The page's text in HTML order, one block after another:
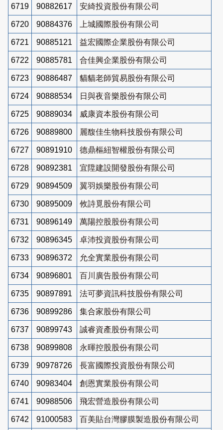
6719 90882617 安綺投資股份有限公司
6720 90884376 上城國際股份有限公司
6721 90885121 益宏國際企業股份有限公司
6722 90885781 合佳興企業股份有限公司
6723 90886487 貓貓老師貿易股份有限公司
6724 90888534 日與夜音樂股份有限公司
6725 90889034 威康資本股份有限公司
6726 90889800 麗馥佳生物科技股份有限公司
6727 90891910 德鼎樞紐智權股份有限公司
6728 90892381 宜陞建設開發股份有限公司
6729 90894509 翼羽娛樂股份有限公司
6730 90895009 攸詩覓股份有限公司
6731 90896149 萬陽控股股份有限公司
6732 90896345 卓沛投資股份有限公司
6733 90896372 允全實業股份有限公司
6734 90896801 百川廣告股份有限公司
6735 90897891 法可夢資訊科技股份有限公司
6736 90899286 集合家股份有限公司
6737 90899743 誠睿資產股份有限公司
6738 90899808 永暉控股股份有限公司
6739 90978726 長富國際投資股份有限公司
6740 90983404 創恩實業股份有限公司
6741 90988506 飛宏營造股份有限公司
6742 91000583 百美貼台灣膠膜製造股份有限公司